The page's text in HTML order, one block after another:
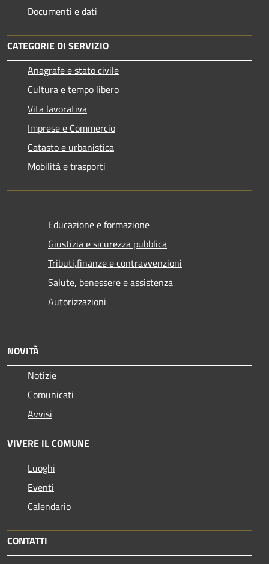
Documenti e dati
CATEGORIE DI SERVIZIO
Anagrafe e stato civile
Cultura e tempo libero
Vita lavorativa
Imprese e Commercio
Catasto e urbanistica
Mobilità e trasporti
Educazione e formazione
Giustizia e sicurezza pubblica
Tributi,finanze e contravvenzioni
Salute, benessere e assistenza
Autorizzazioni
NOVITÀ
Notizie
Comunicati
Avvisi
VIVERE IL COMUNE
Luoghi
Eventi
Calendario
CONTATTI